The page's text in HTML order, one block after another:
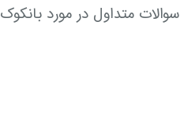
سوالات متداول در مورد بانکوک